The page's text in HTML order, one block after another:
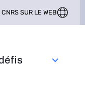
CNRS SUR LE WEB